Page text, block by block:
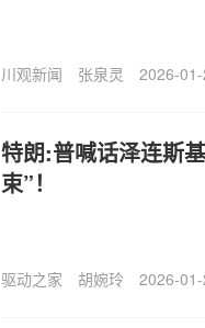
川观新闻 张泉灵 2026-
特朗:普喊话泽连斯
束”！
驱动之家 胡婉玲 2026-